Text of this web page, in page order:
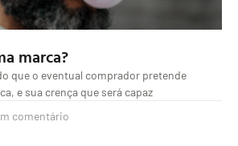
marca?
que o eventual comprador pretende
e sua crença que será capaz
comentário